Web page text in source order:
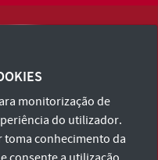
Política de Privacidade
monitorização de
do utilizador.
conhecimento da